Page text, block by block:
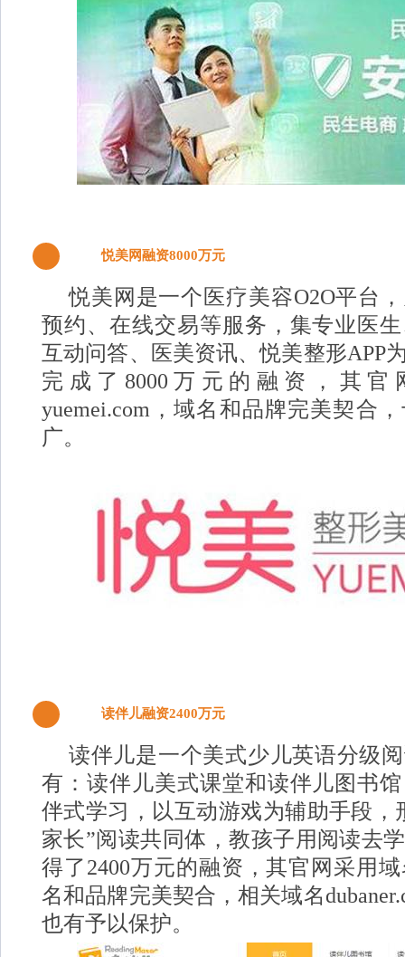
悦美网融资8000万元
悦美网是一个医疗美容O2O平台
预约、在线交易等服务，集专业医
互动问答、医美资讯、悦美整形APP
完成了8000万元的融资，其官
yuemei.com，域名和品牌完美契合
广。
读伴儿融资2400万元
读伴儿是一个美式少儿英语分级
有：读伴儿美式课堂和读伴儿图书
伴式学习，以互动游戏为辅助手段，
家长”阅读共同体，教孩子用阅读去
得了2400万元的融资，其官网采用域
名和品牌完美契合，相关域名
也有予以保护。